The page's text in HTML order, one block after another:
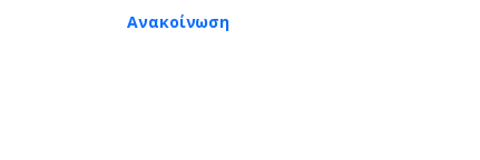
Aνακοίνωση